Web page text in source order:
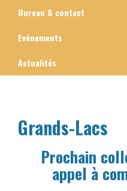
Bureau & contact
Evénements
Actualités
Grands-Lacs
Prochain
appel à